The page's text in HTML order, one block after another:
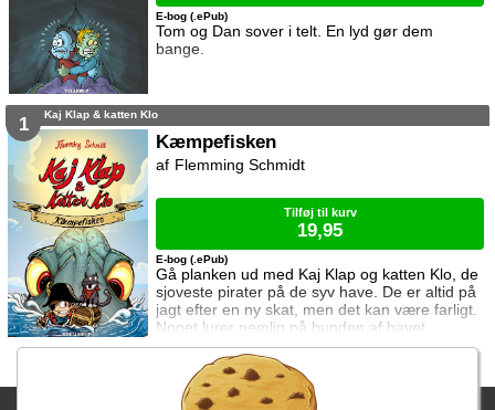
Tom og Dan sover i telt. En lyd gør dem
bange.
E-bog (.ePub)
1 Kaj Klap & katten Klo
Kæmpefisken
Gå planken ud med Kaj Klap og katten Klo, de
sjoveste pirater på de syv have. De er altid på
jagt efter en ny skat, men det kan være farligt.
Noget lurer nemlig på bunden af havet.
E-bog (.ePub)
Flemming Schmidt
Tilføj til kurv
19,95